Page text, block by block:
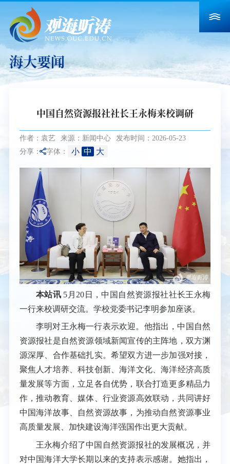
海大要闻
中国自然资源报社社长王永梅来校调研
作者：袁艺 来源：新闻中心 发布时间：2026-05-23
分享： 字体： 小 中 大
本站讯 5月20日，中国自然资源报社社长王永梅
一行来校调研交流。学校党委书记李明参加座谈。
李明对王永梅一行表示欢迎。他指出，中国自然
资源报社是自然资源领域新闻宣传的主阵地，双方渊
源深厚、合作基础扎实。希望双方进一步加强对接，
聚焦人才培养、科技创新、海洋文化、海洋经济高质
量发展等方面，立足各自优势，联合打造更多精品力
作，推动教育、媒体、行业资源高效联动，共同讲好
中国海洋故事、自然资源故事，为推动自然资源事业
高质量发展、加快建设海洋强国作出更大贡献。
王永梅介绍了中国自然资源报社的发展概况，并
对中国海洋大学长期以来的支持表示感谢。她指出，